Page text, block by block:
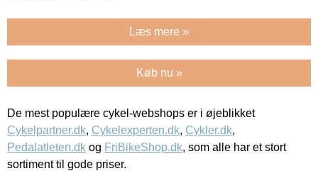
Læs mere »
Køb nu »
De mest populære cykel-webshops er i øjeblikket
Cykelpartner.dk, Cykelexperten.dk, Cykler.dk,
Pedalatleten.dk og FriBikeShop.dk, som alle har et stort
sortiment til gode priser.